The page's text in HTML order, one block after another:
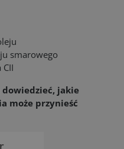
smarowego
jakie
może przynieść